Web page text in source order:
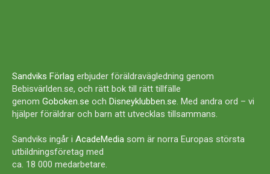
Sandviks Förlag erbjuder föräldravägledning genom
Bebisvärlden.se, och rätt bok till rätt tillfälle
genom Goboken.se och Disneyklubben.se. Med andra ord – vi
hjälper föräldrar och barn att utvecklas tillsammans.
Sandviks ingår i AcadeMedia som är norra Europas största
utbildningsföretag med
ca. 18 000 medarbetare.